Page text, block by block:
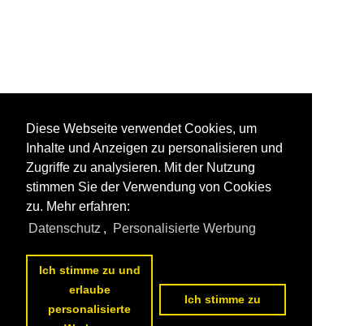
Diese Webseite verwendet Cookies, um
Inhalte und Anzeigen zu personalisieren und
Zugriffe zu analysieren. Mit der Nutzung
stimmen Sie der Verwendung von Cookies
zu. Mehr erfahren:
Datenschutz , Personalisierte Werbung
Ich stimme zu und
erlaube
personalisierte
Ich stimme zu